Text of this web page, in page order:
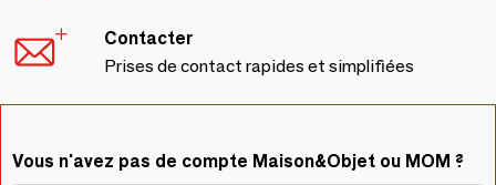
Contacter
Prises de contact rapides et simplifiées
Vous n'avez pas de compte Maison&Objet ou MOM ?